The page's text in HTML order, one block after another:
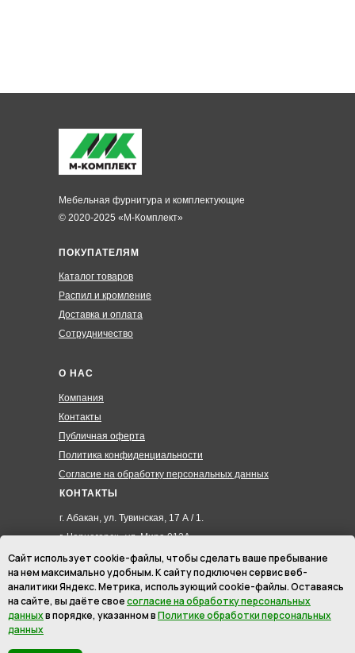
ПОКУПАТЕЛЯМ
Каталог товаров
Распил и кромление
Доставка и оплата
Сотрудничество
О НАС
Компания
Контакты
Публичная оферта
Политика конфиденциальности
Согласие на обработку персональных данных
КОНТАКТЫ
г. Абакан, ул. Тувинская, 17 А / 1.
г. Черногорск , ул. Мира 012А
8 (3902) 285-171
8 (908) 326-24-00
8 (902) 467-09-70
hmk19@mail.ru
© 2020-2025 «М-Комплект»
Мебельная фурнитура и комплектующие
Сайт использует cookie-файлы, чтобы сделать ваше пребывание
на нем максимально удобным. К cайту подключен сервис веб-
аналитики Яндекс. Метрика, использующий cookie-файлы. Оставаясь
на сайте, вы даёте своесогласие на обработку персональных
данныхв порядке, указанном вПолитике обработки персональных
данных